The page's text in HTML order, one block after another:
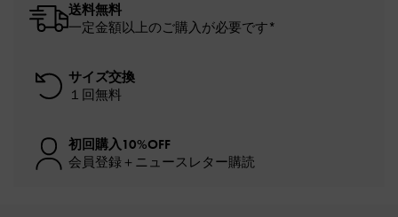
送料無料
一定金額以上のご購入が必要です*
サイズ交換
１回無料
初回購入10%OFF
会員登録＋ニュースレター購読